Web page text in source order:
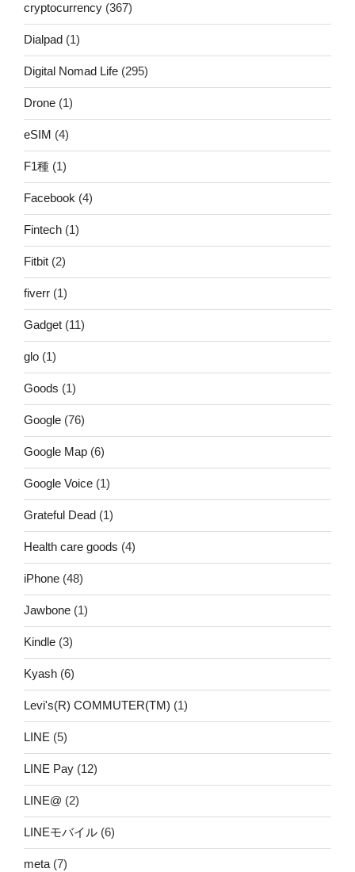
cryptocurrency (367)
Dialpad (1)
Digital Nomad Life (295)
Drone (1)
eSIM (4)
F1種 (1)
Facebook (4)
Fintech (1)
Fitbit (2)
fiverr (1)
Gadget (11)
glo (1)
Goods (1)
Google (76)
Google Map (6)
Google Voice (1)
Grateful Dead (1)
Health care goods (4)
iPhone (48)
Jawbone (1)
Kindle (3)
Kyash (6)
Levi's(R) COMMUTER(TM) (1)
LINE (5)
LINE Pay (12)
LINE@ (2)
LINEモバイル (6)
meta (7)